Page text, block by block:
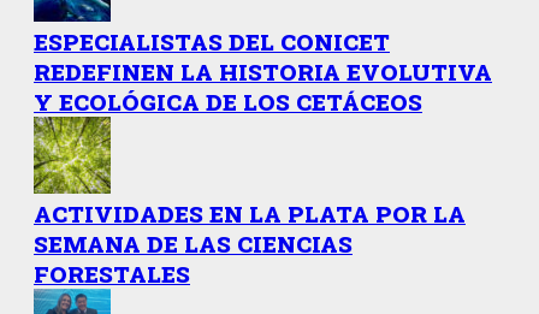
ESPECIALISTAS DEL CONICET
REDEFINEN LA HISTORIA EVOLUTIVA
Y ECOLÓGICA DE LOS CETÁCEOS
ACTIVIDADES EN LA PLATA POR LA
SEMANA DE LAS CIENCIAS
FORESTALES